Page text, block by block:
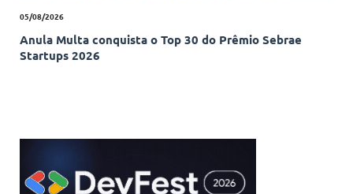
05/08/2026
Anula Multa conquista o Top 30 do Prêmio Sebrae
Startups 2026